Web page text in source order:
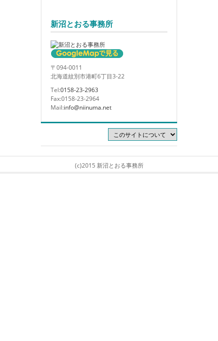
新沼とおる事務所
〒094-0011
北海道紋別市港町6丁目3-22
Tel:0158-23-2963
Fax:0158-23-2964
Mail:info@niinuma.net
(c)2015 新沼とおる事務所